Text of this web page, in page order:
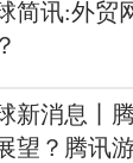
简讯:外贸
新消息丨
望？腾讯